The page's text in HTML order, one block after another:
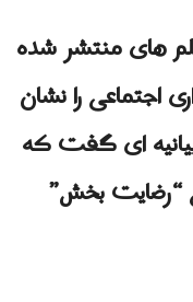
های منتشر شده
اجتماعی را نشان
ای گفت که
“رضایت بخش”